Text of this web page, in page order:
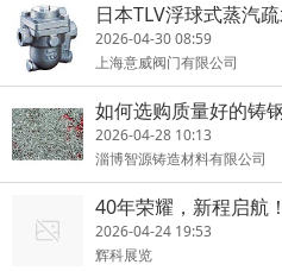
日本TLV浮球式蒸汽
2026-04-30 08:59
上海意威阀门有限公司
如何选购质量好的铸
2026-04-28 10:13
淄博智源铸造材料有限公司
40年荣耀，新程启航
上海见
2026-04-24 19:53
辉科展览